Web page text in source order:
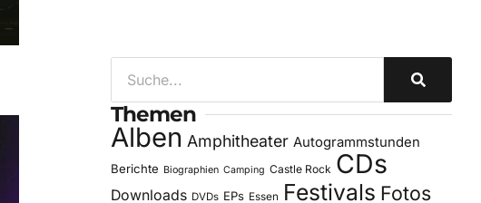
Themen
Alben Amphitheater Autogrammstunden
Berichte Biographien Camping Castle Rock CDs
Downloads DVDs EPs Essen Festivals Fotos